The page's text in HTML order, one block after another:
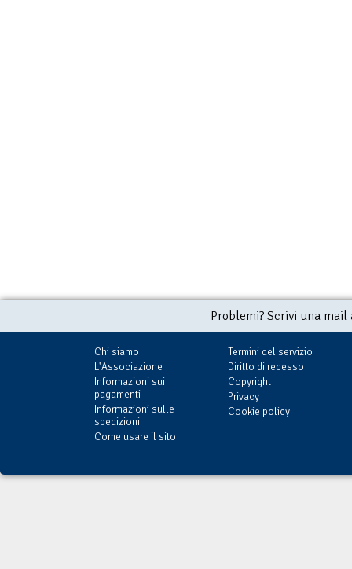
Problemi? Scrivi una
Chi siamo
L'Associazione
Informazioni sui
pagamenti
Informazioni sulle
spedizioni
Come usare il sito
Termini del servizio
Diritto di recesso
Copyright
Privacy
Cookie policy